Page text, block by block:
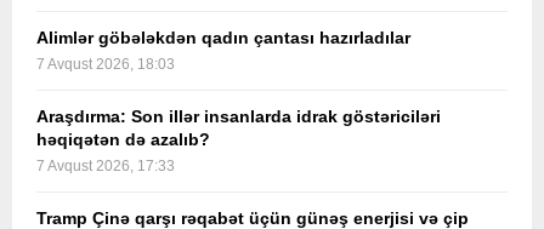
Alimlər göbələkdən qadın çantası hazırladılar
7 Avqust 2026, 18:03
Araşdırma: Son illər insanlarda idrak göstəriciləri
həqiqətən də azalıb?
7 Avqust 2026, 17:33
Tramp Çinə qarşı rəqabət üçün günəş enerjisi və çip